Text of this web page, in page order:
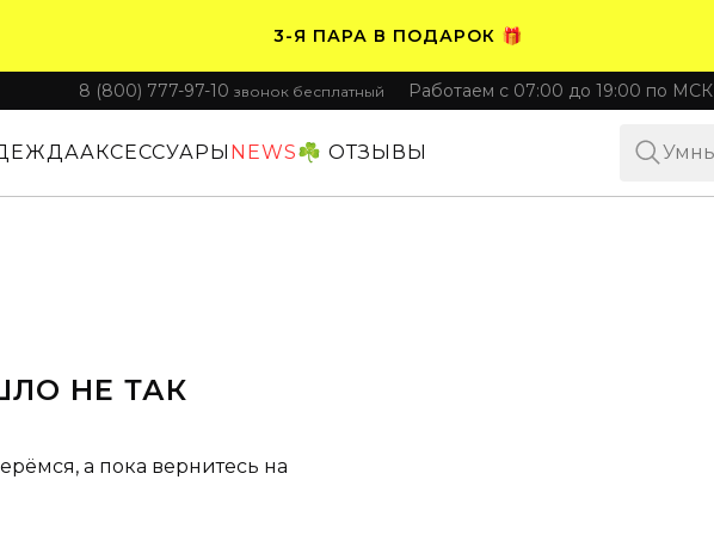
3-Я ПАРА В ПОДАРОК 🎁
ПЛАТИТЕ ЧАСТЯМИ. НОСИТЕ СРАЗУ 🛒
8 (800) 777-97-10 звонок бесплатный Работаем с 07:00 до 19:00 по МСК
АКСЕССУАРЫ NEWS☘️ ОТЗЫВЫ
НЕ ТАК
а пока вернитесь на